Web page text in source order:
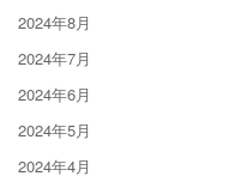
2024年8月
2024年7月
2024年6月
2024年5月
2024年4月